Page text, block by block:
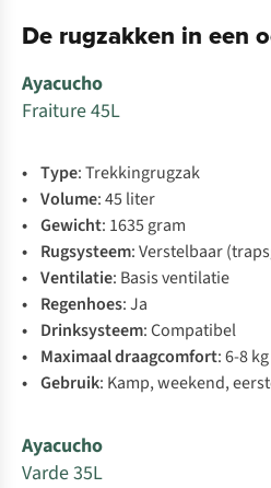
De rugzakken in een
Ayacucho
Fraiture 45L
• Type: Trekkingrugzak
• Volume: 45 liter
• Gewicht: 1635 gram
• Rugsysteem: Verstelbaar
• Ventilatie: Basis ventilatie
• Regenhoes: Ja
• Drinksysteem: Compatibel
• Maximaaldraagcomfort: 6-8 kg
• Gebruik: Kamp, weekend,
Ayacucho
Varde 35L